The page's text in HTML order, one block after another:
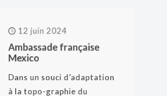
12 juin 2024
Ambassade française
Mexico
Dans un souci d’adaptation